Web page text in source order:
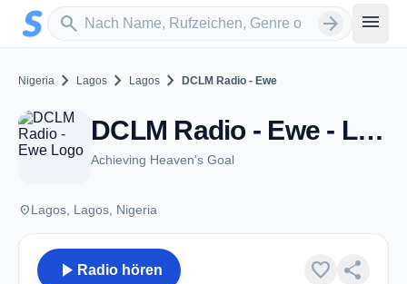
Zum Hauptinhalt springen
search
Sender suchen arrow_forward menu
Nigeria chevron_right Lagos chevron_right Lagos chevron_right DCLM Radio - Ewe
DCLM Radio - Ewe - Lagos
Achieving Heaven's Goal
placeLagos, Lagos, Nigeria
play_arrow Radio hören favorite share